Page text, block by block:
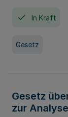
In Kraft
Gesetz
Gesetz
zur